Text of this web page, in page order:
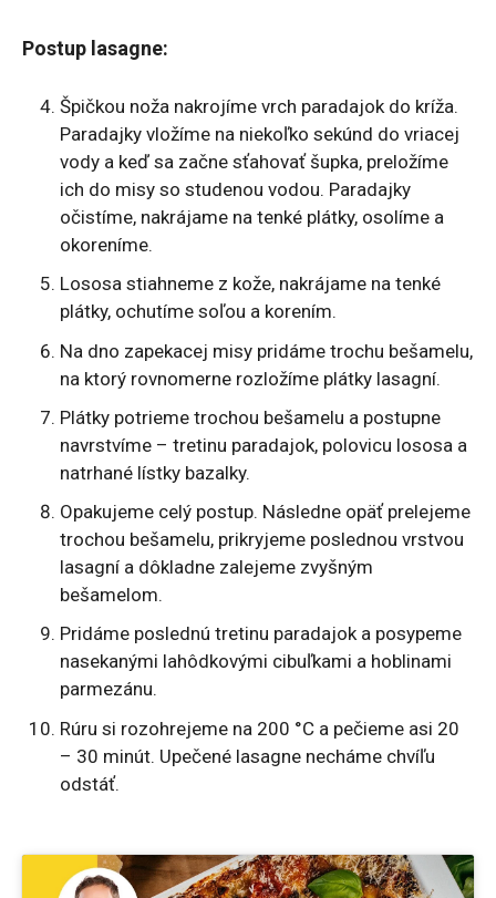
Postup lasagne:
Špičkou noža nakrojíme vrch paradajok do kríža.
Paradajky vložíme na niekoľko sekúnd do vriacej
vody a keď sa začne sťahovať šupka, preložíme
ich do misy so studenou vodou. Paradajky
očistíme, nakrájame na tenké plátky, osolíme a
okoreníme.
Lososa stiahneme z kože, nakrájame na tenké
plátky, ochutíme soľou a korením.
Na dno zapekacej misy pridáme trochu bešamelu,
na ktorý rovnomerne rozložíme plátky lasagní.
Plátky potrieme trochou bešamelu a postupne
navrstvíme – tretinu paradajok, polovicu lososa a
natrhané lístky bazalky.
Opakujeme celý postup. Následne opäť prelejeme
trochou bešamelu, prikryjeme poslednou vrstvou
lasagní a dôkladne zalejeme zvyšným
bešamelom.
Pridáme poslednú tretinu paradajok a posypeme
nasekanými lahôdkovými cibuľkami a hoblinami
parmezánu.
Rúru si rozohrejeme na 200 °C a pečieme asi 20
– 30 minút. Upečené lasagne necháme chvíľu
odstáť.